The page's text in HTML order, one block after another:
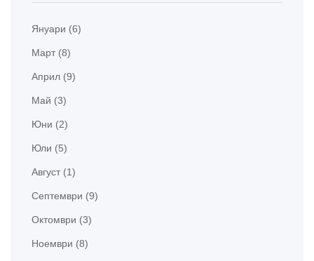
Януари (6)
Март (8)
Април (9)
Май (3)
Юни (2)
Юли (5)
Август (1)
Септември (9)
Октомври (3)
Ноември (8)